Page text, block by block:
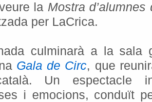
la Mostra d’alumnes
per LaCrica.
culminarà a la sala
Gala de Circ, que
Un espectacle
i emocions, conduït